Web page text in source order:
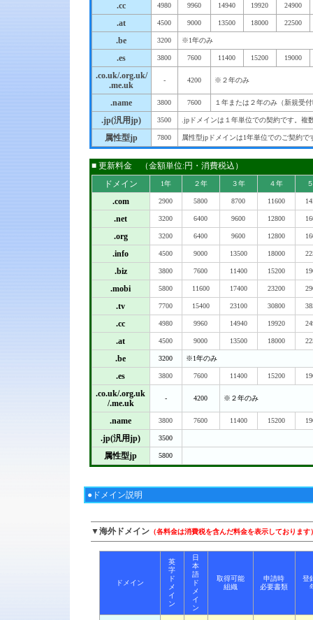
.cc 4980 9960 14940 19920 24900
.at 4500 9000 13500 18000 22500
.be 3200 ※1年のみ
.es 3800 7600 11400 15200 19000
.co.uk/.org.uk/
.me.uk
- 4200 ※２年のみ
.name 3800 7600 １年または２年のみ（新規受
.jp(汎用jp) 3500 .jpドメインは１年単位での契約です。複
属性型jp 7800 属性型jpドメインは1年単位でのご契約
■ 更新料金 （金額単位:円・消費税込）
ドメイン
1年 ２年 ３年 ４年
.com 2900 5800 8700 11600
.net 3200 6400 9600 12800
.org 3200 6400 9600 12800
.info 4500 9000 13500 18000
.biz 3800 7600 11400 15200
.mobi 5800 11600 17400 23200
.tv 7700 15400 23100 30800
.cc 4980 9960 14940 19920
.at 4500 9000 13500 18000
.be 3200 ※1年のみ
.es 3800 7600 11400 15200
.co.uk/.org.uk
/.me.uk
- 4200 ※２年のみ
.name 3800 7600 11400 15200
.jp(汎用jp) 3500
属性型jp 5800
●ドメイン説明
▼海外ドメイン（各料金は消費税を含んだ料金を表示しております
ドメイン
英
字
ド
メ
イ
ン
日
本
語
ド
メ
イ
ン
取得可能
組織
申請時
必要書類
登